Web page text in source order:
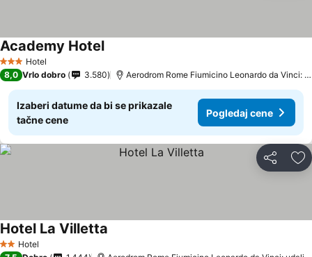
3 Zvezdice
Hotel
Academy Hotel
8,0 Vrlo dobro 3.580 Aerodrom Rome Fiumicino Leonardo da Vinci: udaljenost 4.6 km
Izaberi datume da bi se prikazale
tačne cene
Pogledaj cene
Deli
2 Zvezdice
Hotel
Hotel La Villetta